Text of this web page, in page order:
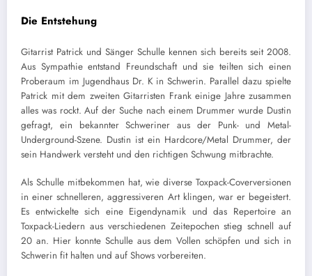
Die Entstehung
Gitarrist Patrick und Sänger Schulle kennen sich bereits seit 2008.
Aus Sympathie entstand Freundschaft und sie teilten sich einen
Proberaum im Jugendhaus Dr. K in Schwerin. Parallel dazu spielte
Patrick mit dem zweiten Gitarristen Frank einige Jahre zusammen
alles was rockt. Auf der Suche nach einem Drummer wurde Dustin
gefragt, ein bekannter Schweriner aus der Punk- und Metal-
Underground-Szene. Dustin ist ein Hardcore/Metal Drummer, der
sein Handwerk versteht und den richtigen Schwung mitbrachte.
Als Schulle mitbekommen hat, wie diverse Toxpack-Coverversionen
in einer schnelleren, aggressiveren Art klingen, war er begeistert.
Es entwickelte sich eine Eigendynamik und das Repertoire an
Toxpack-Liedern aus verschiedenen Zeitepochen stieg schnell auf
20 an. Hier konnte Schulle aus dem Vollen schöpfen und sich in
Schwerin fit halten und auf Shows vorbereiten.